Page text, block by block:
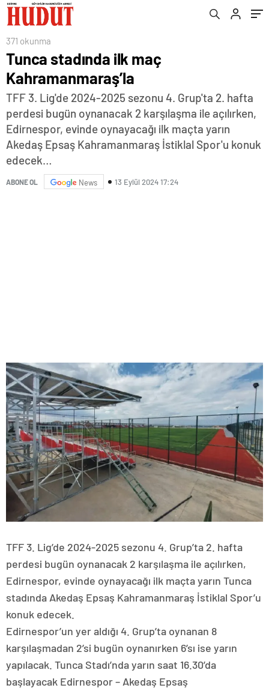
371 okunma
Tunca stadında ilk maç
Kahramanmaraş’la
TFF 3. Lig'de 2024-2025 sezonu 4. Grup'ta 2. hafta
perdesi bugün oynanacak 2 karşılaşma ile açılırken,
Edirnespor, evinde oynayacağı ilk maçta yarın
Akedaş Epsaş Kahramanmaraş İstiklal Spor'u konuk
edecek…
ABONE OL News 13 Eylül 2024 17:24
TFF 3. Lig’de 2024-2025 sezonu 4. Grup’ta 2. hafta
perdesi bugün oynanacak 2 karşılaşma ile açılırken,
Edirnespor, evinde oynayacağı ilk maçta yarın Tunca
stadında Akedaş Epsaş Kahramanmaraş İstiklal Spor’u
konuk edecek.
Edirnespor’un yer aldığı 4. Grup’ta oynanan 8
karşılaşmadan 2’si bugün oynanırken 6’sı ise yarın
yapılacak. Tunca Stadı’nda yarın saat 16.30’da
başlayacak Edirnespor – Akedaş Epsaş